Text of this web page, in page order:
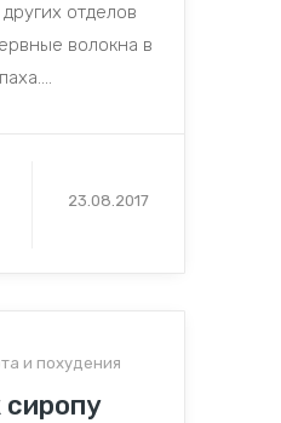
отделов
волокна в
23.08.2017
и похудения
сиропу